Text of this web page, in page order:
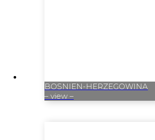
BOSNIEN-HERZEGOWINA
– view –